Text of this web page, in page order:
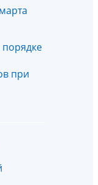
при